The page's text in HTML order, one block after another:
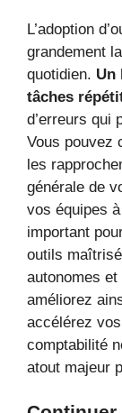
L’adoption
grandement
quotidien. Un
tâches
d’erreurs qui
Vous pouvez
les
générale de
vos équipes
important
outils
autonomes
améliorez
accélérez
comptabilité
atout majeur